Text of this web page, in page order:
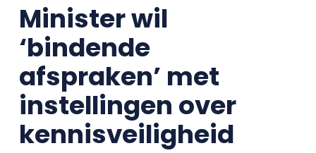
Minister wil
‘bindende
afspraken’ met
instellingen over
kennisveiligheid